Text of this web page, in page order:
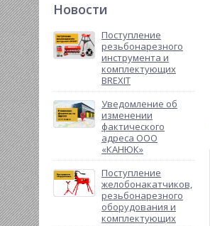
Новости
Поступление
резьбонарезного
инструмента и
комплектующих
BREXIT
Уведомление об
изменении
фактического
адреса ООО
«КАНЮК»
Поступление
желобонакатчиков,
резьбонарезного
оборудования и
комплектующих